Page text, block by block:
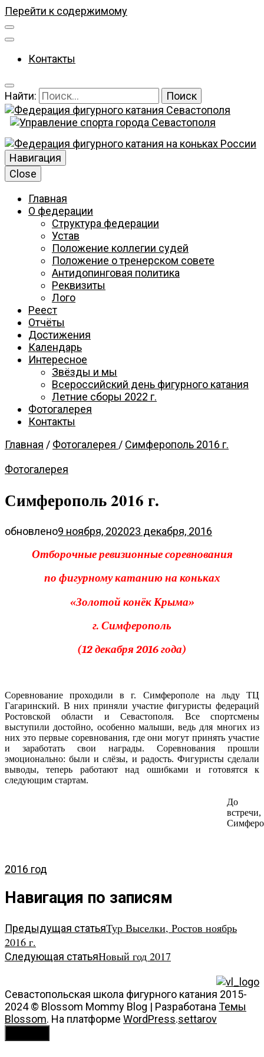
Перейти к содержимому
Контакты
Найти:
Федерация
фигурного
катания
Севастополя
Навигация
Close
Главная
О федерации
Структура федерации
Устав
Положение коллегии судей
Положение о тренерском совете
Антидопинговая политика
Реквизиты
Лого
Реест
Отчёты
Достижения
Календарь
Интересное
Звёзды и мы
Всероссийский день фигурного катания
Летние сборы 2022 г.
Фотогалерея
Контакты
Главная / Фотогалерея / Симферополь 2016 г.
Фотогалерея
Симферополь 2016 г.
обновлено9 ноября, 202023 декабря, 2016
Отборочные ревизионные соревнования
по фигурному катанию на коньках
«Золотой конёк Крыма»
г. Симферополь
(12 декабря 2016 года)
Соревнование проходили в г. Симферополе на льду ТЦ
Гагаринский. В них приняли участие фигуристы федераций
Ростовской области и Севастополя. Все спортсмены
выступили достойно, особенно малыши, ведь для многих из
них это первые соревнования, где они могут принять участие
и заработать свои награды. Соревнования прошли
эмоционально: были и слёзы, и радость. Фигуристы сделали
выводы, теперь работают над ошибками и готовятся к
следующим стартам.
До
встречи,
2016 год
Навигация по записям
Предыдущая статьяТур Выселки, Ростов ноябрь
2016 г.
Следующая статьяНовый год 2017
Севастопольская школа фигурного катания 2015-
2024 © Blossom Mommy Blog | Разработана Темы
Blossom. На платформе WordPress.settarov